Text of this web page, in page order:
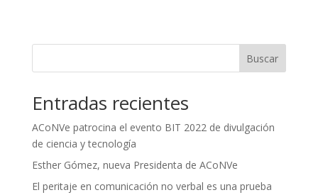
Buscar
Entradas recientes
ACoNVe patrocina el evento BIT 2022 de divulgación
de ciencia y tecnología
Esther Gómez, nueva Presidenta de ACoNVe
El peritaje en comunicación no verbal es una prueba